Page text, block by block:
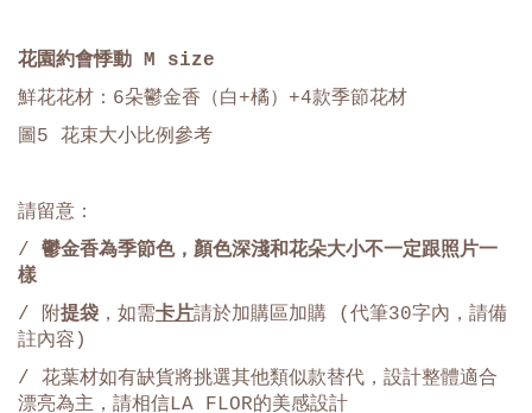
花園約會悸動 M size
鮮花花材： 6朵鬱金香（白+橘） +4款季節花材
圖5 花束大小比例參考
請留意：
/ 鬱金香為季節色，顏色深淺和花朵大小不一定跟照片一
樣
/ 附提袋 ，如需卡片請於加購區加購 (代筆30字內，請備
註內容)
/ 花葉材如有缺貨將挑選其他類似款替代，設計整體適合
漂亮為主，請相信LA FLOR的美感設計